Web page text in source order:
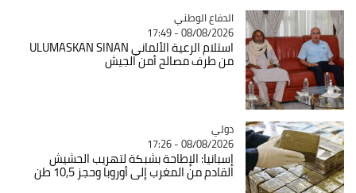
Catégorie
الدفاع الوطني
08/08/2026 - 17:49
استلام الرعية الألماني ULUMASKAN SINAN
من طرف مصالح أمن الجيش
Catégorie
دولي
08/08/2026 - 17:26
إسبانيا: الإطاحة بشبكة لتهريب الحشيش
القادم من المغرب إلى أوروبا وحجز 10,5 طن